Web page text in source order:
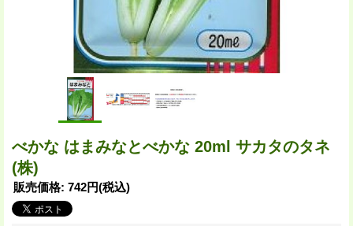
べかな はまみなとべかな 20ml サカタのタネ
(株)
販売価格: 742円(税込)